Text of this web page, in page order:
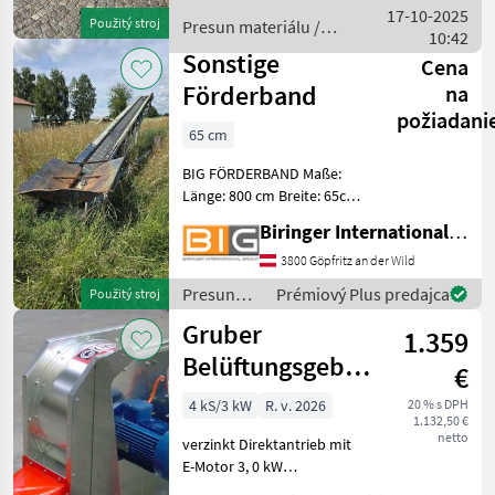
Použitý stroj
durch seine soli
Presun materiálu /
Sonstige
17-10-2025
10:42
Použitý stroj
Sonstige
Förderband
Cena
na
65 cm
BIG FÖRDERBAND Maße:
Länge: 800 cm Breite: 65cm
materiálu Pásový
dopravník
Biringer International GmbH
3800 Göpfritz an der Wild
Presun
materiálu
/ Sonstige
Prémiový Plus predajca
Gruber
Belüftungsgebläse
MLG 30
1.359
€
20 % s DPH
1.132,50 €
netto
4 kS/3 kW
R. v. 2026
verzinkt Direktantrieb mit
E-Motor 3, 0 kW